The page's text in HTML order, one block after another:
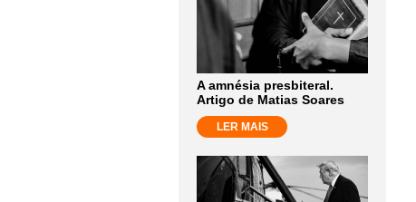
A amnésia presbiteral.
Artigo de Matias Soares
LER MAIS